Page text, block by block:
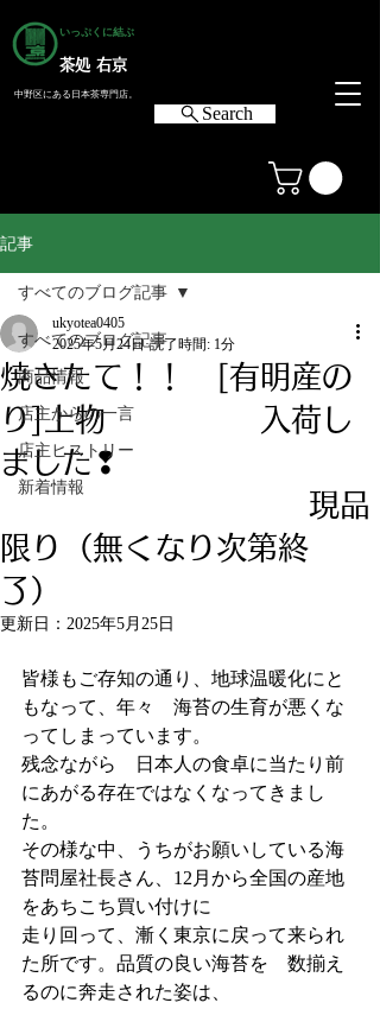
いっぷくに結ぶ
茶処 右京
中野区にある日本茶専門店。
Search
記事
すべてのブログ記事
商品情報
店主からの一言
店主ヒストリー
新着情報
すべてのブログ記事
焼きたて！！ [有明産の
り]上物 入荷し
ました❢
現品
限り（無くなり次第終
了）
ukyotea0405
2025年5月24日 読了時間: 1分
更新日： 2025年5月25日
皆様もご存知の通り、地球温暖化にと
もなって、年々　海苔の生育が悪くな
ってしまっています。
残念ながら　日本人の食卓に当たり前
にあがる存在ではなくなってきまし
た。
その様な中、うちがお願いしている海
苔問屋社長さん、12月から全国の産地
をあちこち買い付けに
走り回って、漸く東京に戻って来られ
た所です。品質の良い海苔を　数揃え
るのに奔走された姿は、